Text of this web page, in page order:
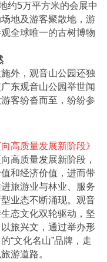
约5万平方米的会展中
地及游客聚散地，游
全球唯一的古树博物
外，观音山公园还独
东观音山公园举世闻
客纷沓而至，纷纷参
高质量发展新阶段》
高质量发展新阶段，
和经济价值，进而带
旅游业与林业、服务
业态不断涌现。观音
态文化双轮驱动，坚
旅兴文，通过举办形
“文化名山”品牌，走
游道路。